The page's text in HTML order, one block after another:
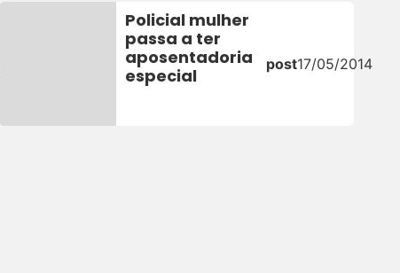
Policial mulher
passa a ter
aposentadoria
especial
post17/05/2014